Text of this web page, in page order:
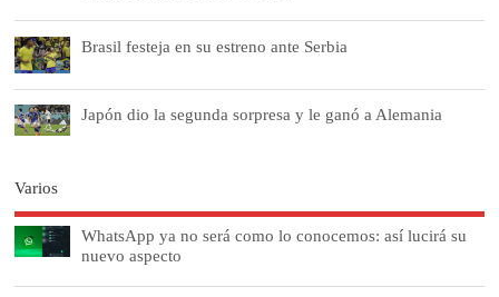
Brasil festeja en su estreno ante Serbia
Japón dio la segunda sorpresa y le ganó a Alemania
Varios
WhatsApp ya no será como lo conocemos: así lucirá su
nuevo aspecto